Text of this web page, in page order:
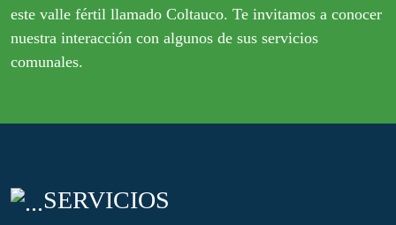
este valle fértil llamado Coltauco. Te invitamos a conocer
nuestra interacción con algunos de sus servicios
comunales.
SERVICIOS